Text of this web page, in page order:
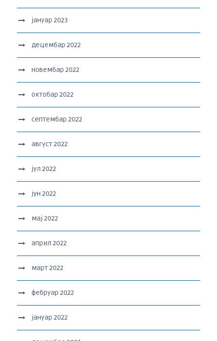
јануар 2023
децембар 2022
новембар 2022
октобар 2022
септембар 2022
август 2022
јул 2022
јун 2022
мај 2022
април 2022
март 2022
фебруар 2022
јануар 2022